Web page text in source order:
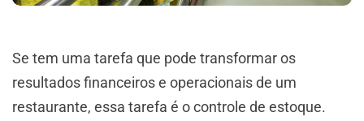
Se tem uma tarefa que pode transformar os
resultados financeiros e operacionais de um
restaurante, essa tarefa é o controle de estoque.